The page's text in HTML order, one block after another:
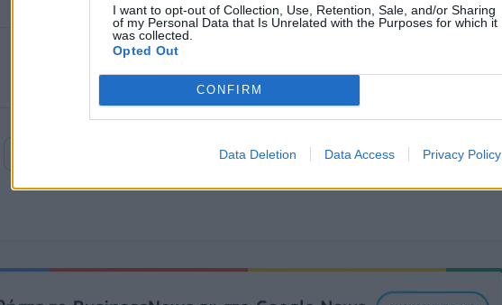
I want to opt-out of Collection, Use, Retention, Sale, and/or Sharing
of my Personal Data that Is Unrelated with the Purposes for which it
was collected.
Opted Out
CONFIRM
Data Deletion Data Access Privacy Policy